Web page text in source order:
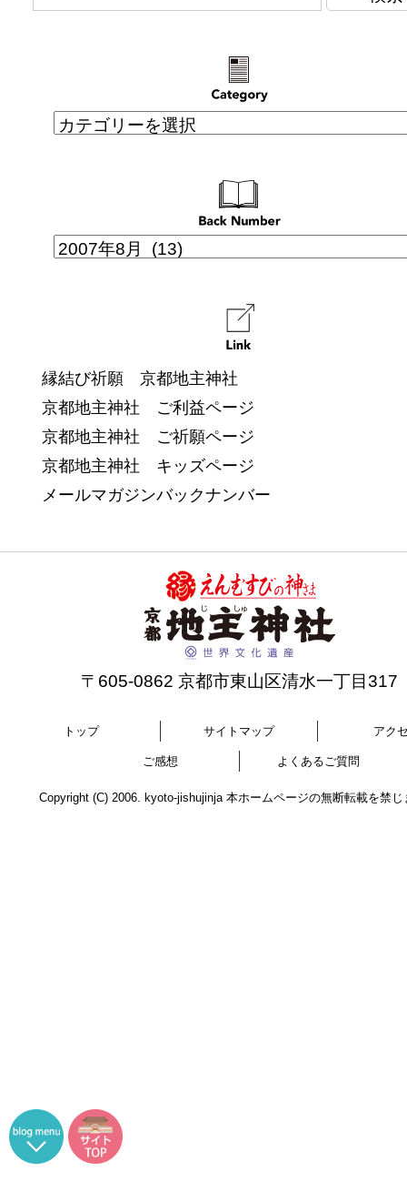
縁結び祈願 京都地主神社
京都地主神社 ご利益ページ
京都地主神社 ご祈願ページ
京都地主神社 キッズページ
メールマガジンバックナンバー
〒605-0862 京都市東山区清水一丁目317
トップ サイトマップ アク
ご感想 よくあるご質問
Copyright (C) 2006. kyoto-jishujinja 本ホームページの無断転載を禁じ